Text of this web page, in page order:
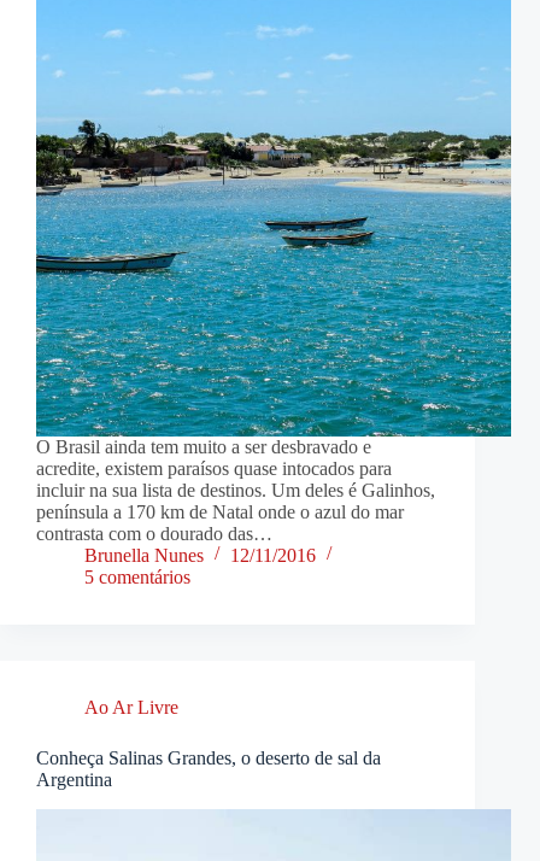
O Brasil ainda tem muito a ser desbravado e
acredite, existem paraísos quase intocados para
incluir na sua lista de destinos. Um deles é Galinhos,
península a 170 km de Natal onde o azul do mar
contrasta com o dourado das…
Brunella Nunes
12/11/2016
5 comentários
Ao Ar Livre
Conheça Salinas Grandes, o deserto de sal da
Argentina